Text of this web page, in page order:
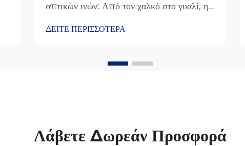
οπτικών ινών: Από τον χαλκό στο γυαλί, η
μετάβαση από τα χάλκινα καλώδια στις
ταχύτητα με την οποία μπορούμε να
ΔΕΙΤΕ ΠΕΡΙΣΣΟΤΕΡΑ
Λάβετε Δωρεάν Προσφορά